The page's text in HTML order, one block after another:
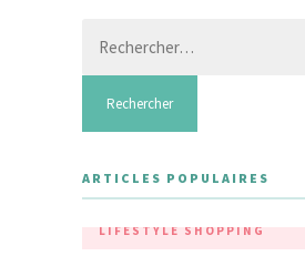
ARTICLES POPULAIRES
LIFESTYLE SHOPPING